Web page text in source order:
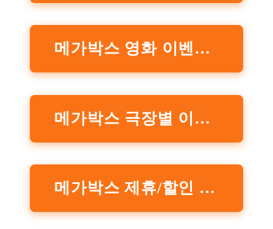
메가박스 영화 이벤트 정보
메가박스 극장별 이벤트 정보
메가박스 제휴/할인 이벤트 정보